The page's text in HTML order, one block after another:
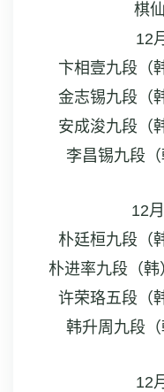
棋
12
卞相壹九段（
金志锡九段（
安成浚九段（
李昌锡九段（
12
朴廷桓九段（
朴进率九段（韩
许荣珞五段（
韩升周九段（
12